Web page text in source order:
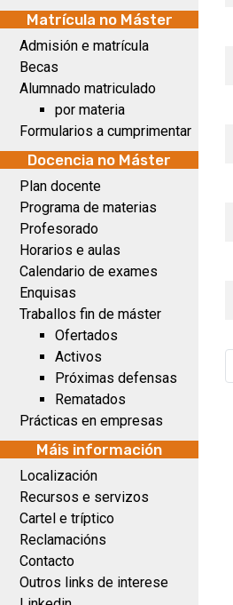
Matrícula no Máster
Admisión e matrícula
Becas
Alumnado matriculado
por materia
Formularios a cumprimentar
Docencia no Máster
Plan docente
Programa de materias
Profesorado
Horarios e aulas
Calendario de exames
Enquisas
Traballos fin de máster
Ofertados
Activos
Próximas defensas
Rematados
Prácticas en empresas
Máis información
Localización
Recursos e servizos
Cartel e tríptico
Reclamacións
Contacto
Outros links de interese